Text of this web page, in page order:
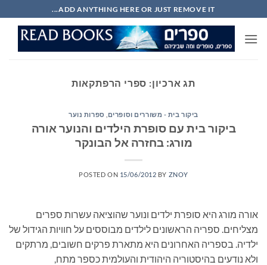
to
content
ADD ANYTHING HERE OR JUST REMOVE IT...
תג ארכיון: ספרי הרפתקאות
ביקור בית - משוררים וסופרים ספרות נוער
ביקור בית עם סופרת הילדים והנוער אורה
מורג: בחזרה אל הבונקר
POSTED ON 15/06/2012 BY ZNOY
אורה מורג היא סופרת ילדים ונוער שהוציאה עשרות ספרים
מצליחים. ספריה הראשונים לילדים מבוססים על חוויות הגידול של
ילדיה. בספריה האחרונים היא מתארת פרקים חשובים, מרתקים
ולא נודעים בהיסטוריה היהודית והעולמית כספר מתח,